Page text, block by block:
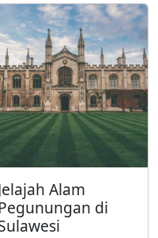
Alam
di